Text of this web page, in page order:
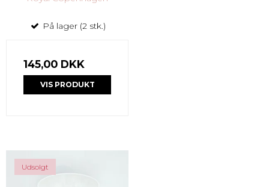
På lager (2 stk.)
145,00 DKK
VIS PRODUKT
Udsolgt